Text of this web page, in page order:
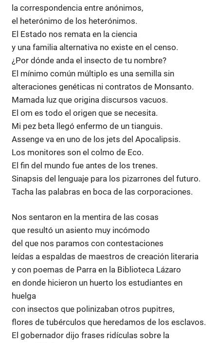
la correspondencia entre anónimos,
el heterónimo de los heterónimos.
El Estado nos remata en la ciencia
y una familia alternativa no existe en el censo.
¿Por dónde anda el insecto de tu nombre?
El mínimo común múltiplo es una semilla sin
alteraciones genéticas ni contratos de Monsanto.
Mamada luz que origina discursos vacuos.
El om es todo el origen que se necesita.
Mi pez beta llegó enfermo de un tianguis.
Assenge va en uno de los jets del Apocalipsis.
Los monitores son el colmo de Eco.
El fin del mundo fue antes de los trenes.
Sinapsis del lenguaje para los pizarrones del futuro.
Tacha las palabras en boca de las corporaciones.
Nos sentaron en la mentira de las cosas
que resultó un asiento muy incómodo
del que nos paramos con contestaciones
leídas a espaldas de maestros de creación literaria
y con poemas de Parra en la Biblioteca Lázaro
en donde hicieron un huerto los estudiantes en
huelga
con insectos que polinizaban otros pupitres,
flores de tubérculos que heredamos de los esclavos.
El gobernador dijo frases ridículas sobre la